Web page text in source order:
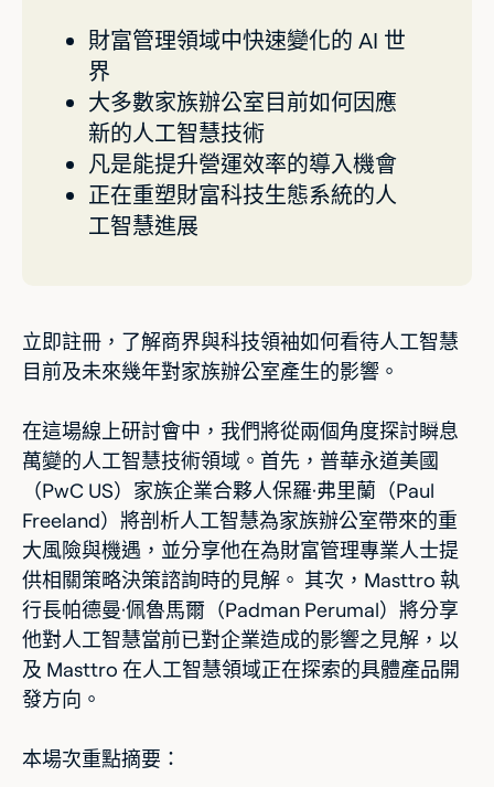
財富管理領域中快速變化的 AI 世
界
大多數家族辦公室目前如何因應
新的人工智慧技術
凡是能提升營運效率的導入機會
正在重塑財富科技生態系統的人
工智慧進展
立即註冊，了解商界與科技領袖如何看待人工智慧
目前及未來幾年對家族辦公室產生的影響。
在這場線上研討會中，我們將從兩個角度探討瞬息
萬變的人工智慧技術領域。首先，普華永道美國
（PwC US）家族企業合夥人保羅·弗里蘭（Paul
Freeland）將剖析人工智慧為家族辦公室帶來的重
大風險與機遇，並分享他在為財富管理專業人士提
供相關策略決策諮詢時的見解。 其次，Masttro 執
行長帕德曼·佩魯馬爾（Padman Perumal）將分享
他對人工智慧當前已對企業造成的影響之見解，以
及 Masttro 在人工智慧領域正在探索的具體產品開
發方向。
本場次重點摘要：